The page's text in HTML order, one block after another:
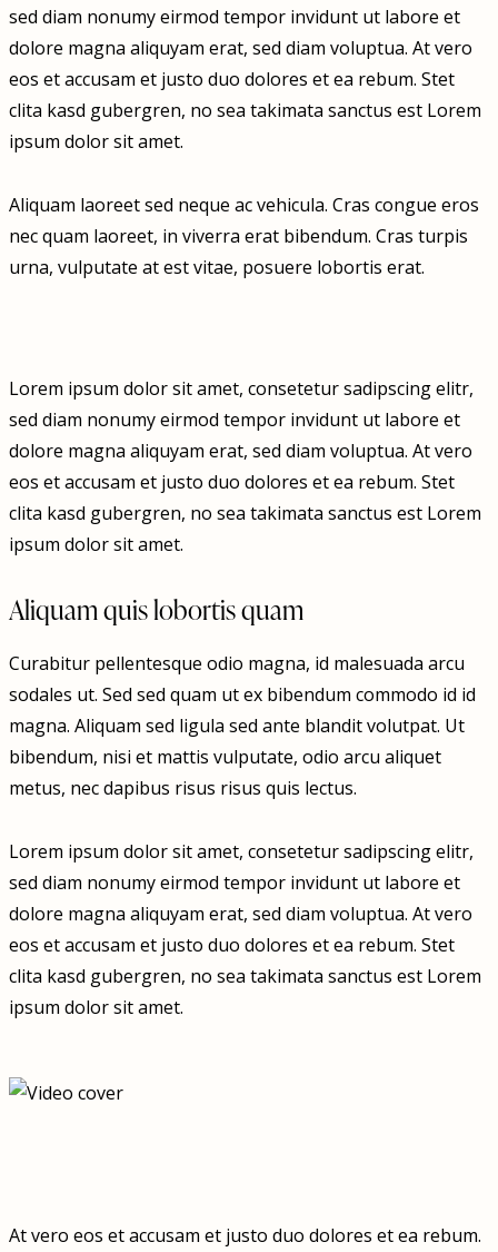
sed diam nonumy eirmod tempor invidunt ut labore et
dolore magna aliquyam erat, sed diam voluptua. At vero
eos et accusam et justo duo dolores et ea rebum. Stet
clita kasd gubergren, no sea takimata sanctus est Lorem
ipsum dolor sit amet.
Aliquam laoreet sed neque ac vehicula. Cras congue eros
nec quam laoreet, in viverra erat bibendum. Cras turpis
urna, vulputate at est vitae, posuere lobortis erat.
Lorem ipsum dolor sit amet, consetetur sadipscing elitr,
sed diam nonumy eirmod tempor invidunt ut labore et
dolore magna aliquyam erat, sed diam voluptua. At vero
eos et accusam et justo duo dolores et ea rebum. Stet
clita kasd gubergren, no sea takimata sanctus est Lorem
ipsum dolor sit amet.
Aliquam quis lobortis quam
Curabitur pellentesque odio magna, id malesuada arcu
sodales ut. Sed sed quam ut ex bibendum commodo id id
magna. Aliquam sed ligula sed ante blandit volutpat. Ut
bibendum, nisi et mattis vulputate, odio arcu aliquet
metus, nec dapibus risus risus quis lectus.
Lorem ipsum dolor sit amet, consetetur sadipscing elitr,
sed diam nonumy eirmod tempor invidunt ut labore et
dolore magna aliquyam erat, sed diam voluptua. At vero
eos et accusam et justo duo dolores et ea rebum. Stet
clita kasd gubergren, no sea takimata sanctus est Lorem
ipsum dolor sit amet.
At vero eos et accusam et justo duo dolores et ea rebum.